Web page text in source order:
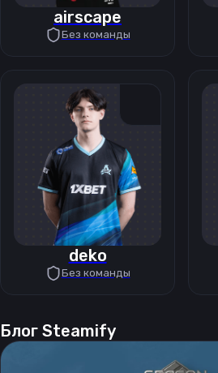
airscape
Без команды
deko
Без команды
Блог Steamify